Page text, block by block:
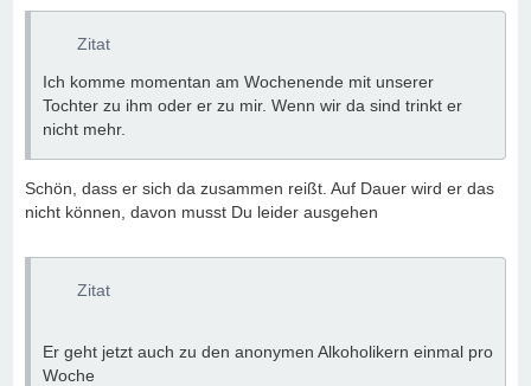
Zitat
Ich komme momentan am Wochenende mit unserer
Tochter zu ihm oder er zu mir. Wenn wir da sind trinkt er
nicht mehr.
Schön, dass er sich da zusammen reißt. Auf Dauer wird er das
nicht können, davon musst Du leider ausgehen
Zitat
Er geht jetzt auch zu den anonymen Alkoholikern einmal pro
Woche